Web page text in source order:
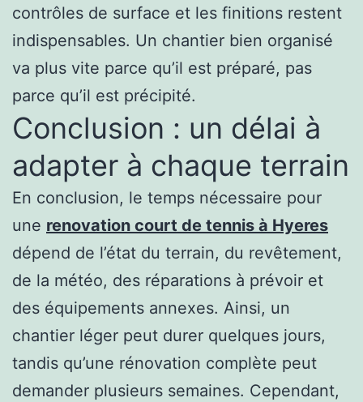
contrôles de surface et les finitions restent
indispensables. Un chantier bien organisé
va plus vite parce qu’il est préparé, pas
parce qu’il est précipité.
Conclusion : un délai à
adapter à chaque terrain
En conclusion, le temps nécessaire pour
une renovation court de tennis à Hyeres
dépend de l’état du terrain, du revêtement,
de la météo, des réparations à prévoir et
des équipements annexes. Ainsi, un
chantier léger peut durer quelques jours,
tandis qu’une rénovation complète peut
demander plusieurs semaines. Cependant,